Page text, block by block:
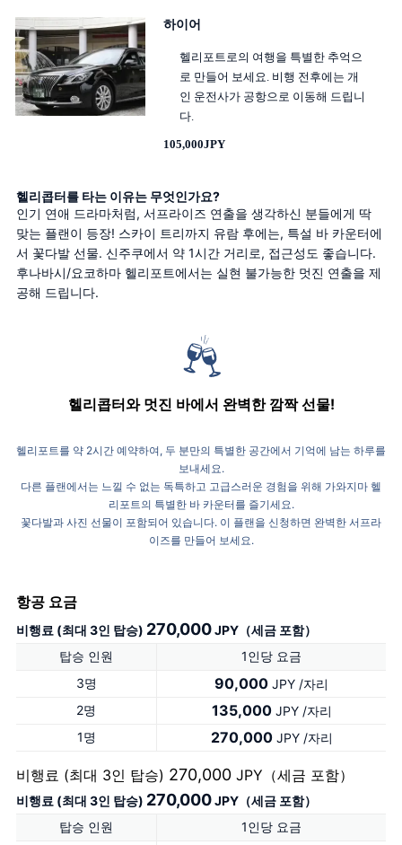
하이어
헬리포트로의 여행을 특별한 추억으
로 만들어 보세요. 비행 전후에는 개
인 운전사가 공항으로 이동해 드립니
다.
105,000JPY
헬리콥터를 타는 이유는 무엇인가요?
인기 연애 드라마처럼, 서프라이즈 연출을 생각하신 분들에게 딱
맞는 플랜이 등장! 스카이 트리까지 유람 후에는, 특설 바 카운터에
서 꽃다발 선물. 신주쿠에서 약 1시간 거리로, 접근성도 좋습니다.
후나바시/요코하마 헬리포트에서는 실현 불가능한 멋진 연출을 제
공해 드립니다.
헬리콥터와 멋진 바에서 완벽한 깜짝 선물!
헬리포트를 약 2시간 예약하여, 두 분만의 특별한 공간에서 기억에 남는 하루를
보내세요.
다른 플랜에서는 느낄 수 없는 독특하고 고급스러운 경험을 위해 가와지마 헬
리포트의 특별한 바 카운터를 즐기세요.
꽃다발과 사진 선물이 포함되어 있습니다. 이 플랜을 신청하면 완벽한 서프라
이즈를 만들어 보세요.
항공 요금
비행료 (최대 3인 탑승) 270,000JPY（세금 포함）
탑승 인원
1인당 요금
3명
90,000 JPY /자리
2명
135,000JPY /자리
1명
270,000JPY /자리
비행료 (최대 3인 탑승) 270,000 JPY（세금 포함）
비행료 (최대 3인 탑승) 270,000JPY（세금 포함）
탑승 인원
1인당 요금